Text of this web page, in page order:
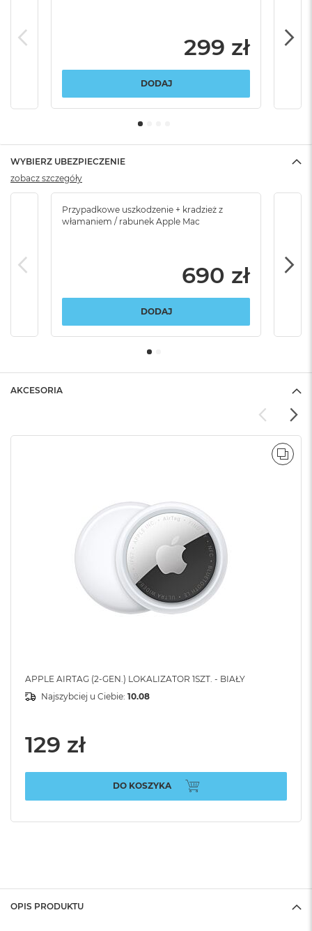
299 zł
DODAJ
WYBIERZ UBEZPIECZENIE
Przypadkowe uszkodzenie + kradzież z
włamaniem / rabunek Apple Mac
690 zł
DODAJ
zobacz szczegóły
AKCESORIA
APPLE AIRTAG (2-GEN.) LOKALIZATOR 1SZT. - BIAŁY
Najszybciej u Ciebie: 10.08
129 zł
DO KOSZYKA
OPIS PRODUKTU